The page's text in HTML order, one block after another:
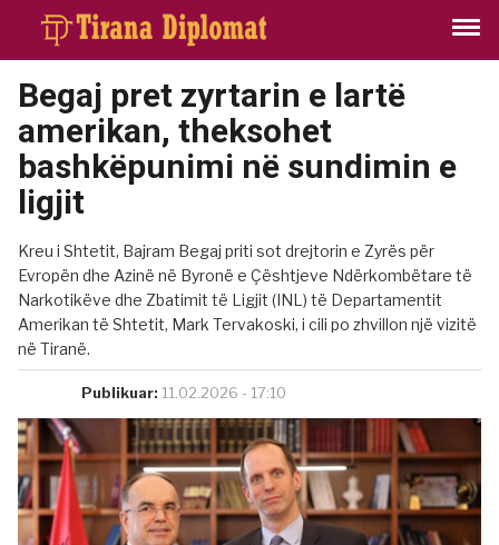
Begaj pret zyrtarin e lartë
amerikan, theksohet
bashkëpunimi në sundimin e
ligjit
Kreu i Shtetit, Bajram Begaj priti sot drejtorin e Zyrës për
Evropën dhe Azinë në Byronë e Çështjeve Ndërkombëtare të
Narkotikëve dhe Zbatimit të Ligjit (INL) të Departamentit
Amerikan të Shtetit, Mark Tervakoski, i cili po zhvillon një vizitë
në Tiranë.
Publikuar: 11.02.2026 - 17:10